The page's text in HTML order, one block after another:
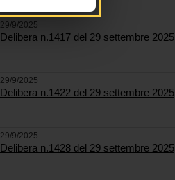
29/9/2025
Delibera n.1417 del 29 settembre 2025
29/9/2025
Delibera n.1422 del 29 settembre 2025
29/9/2025
Delibera n.1428 del 29 settembre 2025